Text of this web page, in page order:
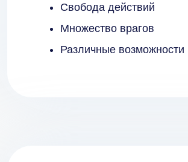
Свобода действий
Множество врагов
Различные возможности